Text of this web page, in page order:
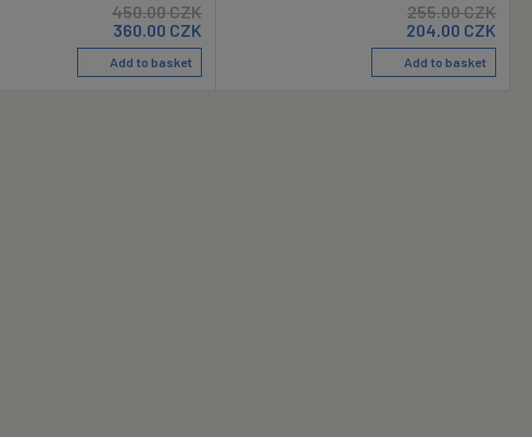
450.00CZK
360.00 CZK
Add to basket
255.00CZK
204.00 CZK
Add to basket